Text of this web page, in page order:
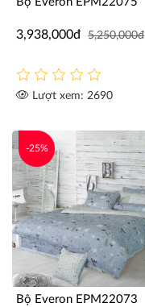
3,938,000đ 5,250,000đ
Lượt xem: 2690
-25%
Bộ Everon EPM22073